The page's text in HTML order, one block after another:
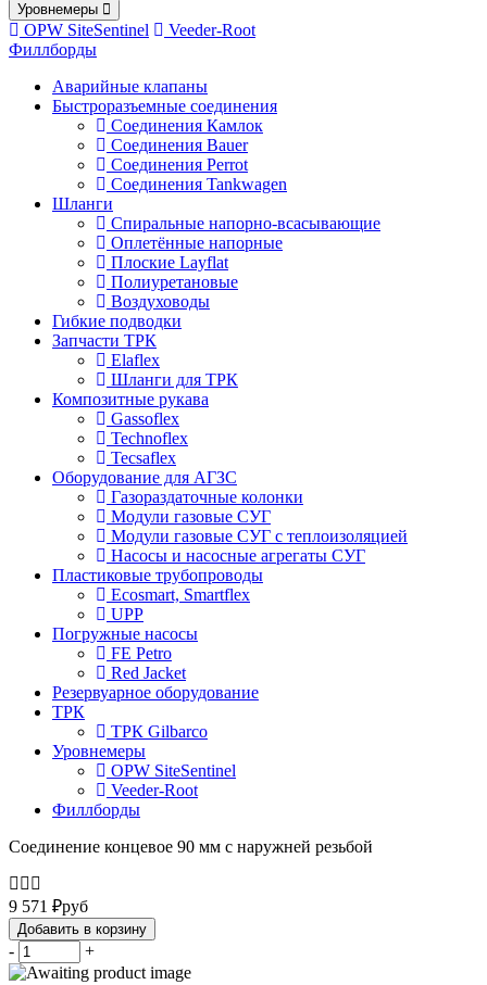
Уровнемеры
OPW SiteSentinel
Veeder-Root
Филлборды
Аварийные клапаны
Быстроразъемные соединения
Соединения Камлок
Соединения Bauer
Соединения Perrot
Соединения Tankwagen
Шланги
Спиральные напорно-всасывающие
Оплетённые напорные
Плоские Layflat
Полиуретановые
Воздуховоды
Гибкие подводки
Запчасти ТРК
Elaflex
Шланги для ТРК
Композитные рукава
Gassoflex
Technoflex
Tecsaflex
Оборудование для АГЗС
Газораздаточные колонки
Модули газовые СУГ
Модули газовые СУГ с теплоизоляцией
Насосы и насосные агрегаты СУГ
Пластиковые трубопроводы
Ecosmart, Smartflex
UPP
Погружные насосы
FE Petro
Red Jacket
Резервуарное оборудование
ТРК
ТРК Gilbarco
Уровнемеры
OPW SiteSentinel
Veeder-Root
Филлборды
Соединение концевое 90 мм с наружней резьбой
9 571 ₽руб
Добавить в корзину
- +